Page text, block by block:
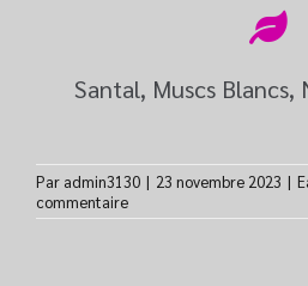
Santal, Muscs Blancs,
Par admin3130 | 23 novembre 2023 |
commentaire